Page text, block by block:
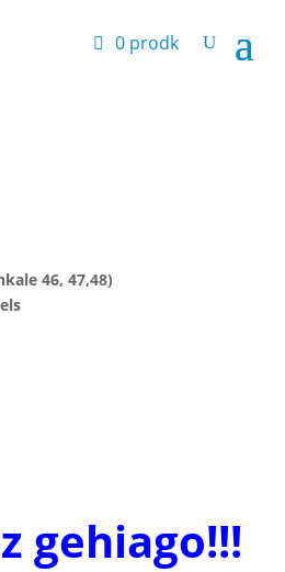
0 prodk
46, 47,48)
gehiago!!!